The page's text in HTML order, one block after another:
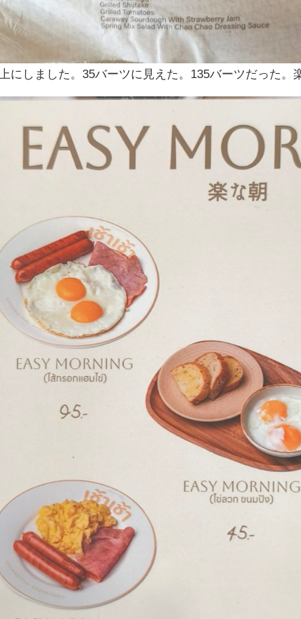
にしました。35バーツに見えた。135バーツだった。